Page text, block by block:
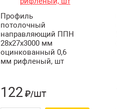
Профиль
потолочный
направляющий ППН
28х27х3000 мм
оцинкованный 0,6
мм рифленый, шт
122 ₽/шт